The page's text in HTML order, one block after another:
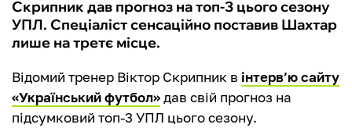
Скрипник дав прогноз на топ-3 цього сезону
УПЛ. Спеціаліст сенсаційно поставив Шахтар
лише на третє місце.
Відомий тренер Віктор Скрипник в інтерв’ю сайту
«Український футбол»дав свій прогноз на
підсумковий топ-3 УПЛ цього сезону.